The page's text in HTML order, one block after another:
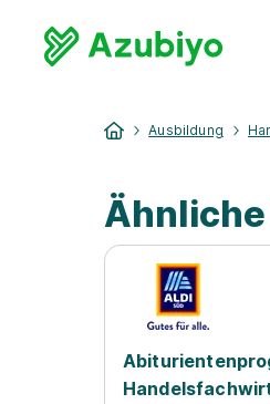
Ausbildung